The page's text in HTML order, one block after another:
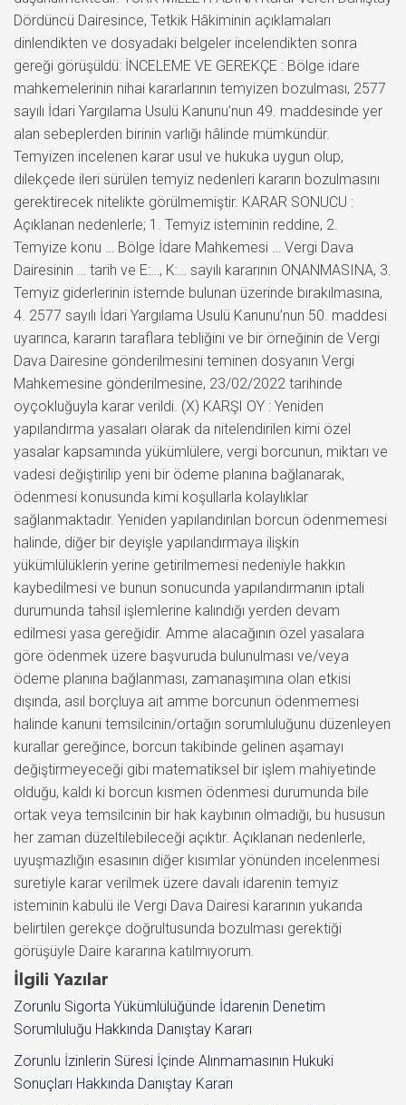
Dördüncü Dairesince, Tetkik Hâkiminin açıklamaları
dinlendikten ve dosyadaki belgeler incelendikten sonra
gereği görüşüldü: İNCELEME VE GEREKÇE : Bölge idare
mahkemelerinin nihai kararlarının temyizen bozulması, 2577
sayılı İdari Yargılama Usulü Kanunu’nun 49. maddesinde yer
alan sebeplerden birinin varlığı hâlinde mümkündür.
Temyizen incelenen karar usul ve hukuka uygun olup,
dilekçede ileri sürülen temyiz nedenleri kararın bozulmasını
gerektirecek nitelikte görülmemiştir. KARAR SONUCU :
Açıklanan nedenlerle; 1. Temyiz isteminin reddine, 2.
Temyize konu … Bölge İdare Mahkemesi … Vergi Dava
Dairesinin … tarih ve E:…, K:… sayılı kararının ONANMASINA, 3.
Temyiz giderlerinin istemde bulunan üzerinde bırakılmasına,
4. 2577 sayılı İdari Yargılama Usulü Kanunu’nun 50. maddesi
uyarınca, kararın taraflara tebliğini ve bir örneğinin de Vergi
Dava Dairesine gönderilmesini teminen dosyanın Vergi
Mahkemesine gönderilmesine, 23/02/2022 tarihinde
oyçokluğuyla karar verildi. (X) KARŞI OY : Yeniden
yapılandırma yasaları olarak da nitelendirilen kimi özel
yasalar kapsamında yükümlülere, vergi borcunun, miktarı ve
vadesi değiştirilip yeni bir ödeme planına bağlanarak,
ödenmesi konusunda kimi koşullarla kolaylıklar
sağlanmaktadır. Yeniden yapılandırılan borcun ödenmemesi
halinde, diğer bir deyişle yapılandırmaya ilişkin
yükümlülüklerin yerine getirilmemesi nedeniyle hakkın
kaybedilmesi ve bunun sonucunda yapılandırmanın iptali
durumunda tahsil işlemlerine kalındığı yerden devam
edilmesi yasa gereğidir. Amme alacağının özel yasalara
göre ödenmek üzere başvuruda bulunulması ve/veya
ödeme planına bağlanması, zamanaşımına olan etkisi
dışında, asıl borçluya ait amme borcunun ödenmemesi
halinde kanuni temsilcinin/ortağın sorumluluğunu düzenleyen
kurallar gereğince, borcun takibinde gelinen aşamayı
değiştirmeyeceği gibi matematiksel bir işlem mahiyetinde
olduğu, kaldı ki borcun kısmen ödenmesi durumunda bile
ortak veya temsilcinin bir hak kaybının olmadığı, bu hususun
her zaman düzeltilebileceği açıktır. Açıklanan nedenlerle,
uyuşmazlığın esasının diğer kısımlar yönünden incelenmesi
suretiyle karar verilmek üzere davalı idarenin temyiz
isteminin kabulü ile Vergi Dava Dairesi kararının yukarıda
belirtilen gerekçe doğrultusunda bozulması gerektiği
görüşüyle Daire kararına katılmıyorum.
İlgili Yazılar
Zorunlu Sigorta Yükümlülüğünde İdarenin Denetim
Sorumluluğu Hakkında Danıştay Kararı
Zorunlu İzinlerin Süresi İçinde Alınmamasının Hukuki
Sonuçları Hakkında Danıştay Kararı